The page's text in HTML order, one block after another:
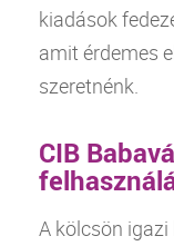
kiadások
amit érdemes
szeretnénk.
CIB
A kölcsön